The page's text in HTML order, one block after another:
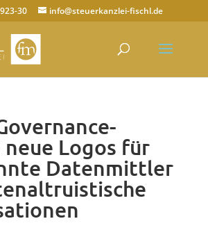
30 info@steuerkanzlei-fischl.de
neue Logos für
Datenmittler